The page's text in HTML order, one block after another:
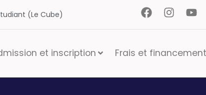
(Le Cube)
et inscription Frais et financement